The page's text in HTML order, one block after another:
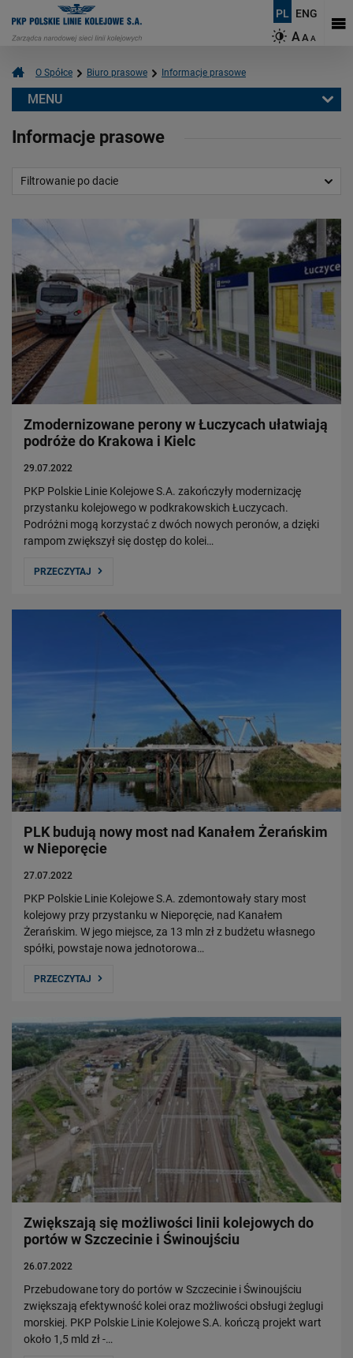
PL ENG
AAA
O Spółce Biuro prasowe Informacje prasowe
Informacje prasowe
Filtrowanie po dacie
Zmodernizowane perony w Łuczycach ułatwiają
podróże do Krakowa i Kielc
29.07.2022
PKP Polskie Linie Kolejowe S.A. zakończyły modernizację
przystanku kolejowego w podkrakowskich Łuczycach.
Podróżni mogą korzystać z dwóch nowych peronów, a dzięki
rampom zwiększył się dostęp do kolei…
PRZECZYTAJ
PLK budują nowy most nad Kanałem Żerańskim
w Nieporęcie
27.07.2022
PKP Polskie Linie Kolejowe S.A. zdemontowały stary most
kolejowy przy przystanku w Nieporęcie, nad Kanałem
Żerańskim. W jego miejsce, za 13 mln zł z budżetu własnego
spółki, powstaje nowa jednotorowa…
PRZECZYTAJ
Zwiększają się możliwości linii kolejowych do
portów w Szczecinie i Świnoujściu
26.07.2022
Przebudowane tory do portów w Szczecinie i Świnoujściu
zwiększają efektywność kolei oraz możliwości obsługi żeglugi
morskiej. PKP Polskie Linie Kolejowe S.A. kończą projekt wart
około 1,5 mld zł -…
MENU
Aktualności
Multimedia
Logotypy
Mapy
O PKP Polskich Liniach Kolejowych S.A.
Czym się zajmujemy?
Władze Spółki
Struktura Spółki
Spółki zależne
Raport roczny
Obserwuj nas